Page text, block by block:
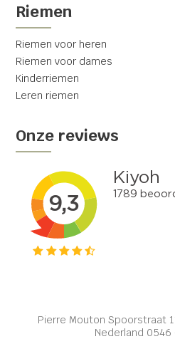
Riemen
Riemen voor heren
Riemen voor dames
Kinderriemen
Leren riemen
Onze reviews
Pierre Mouton Spoorstraat
Nederland